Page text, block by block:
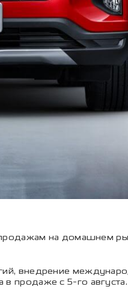
на домашнем
внедрение
продаже с 5-го